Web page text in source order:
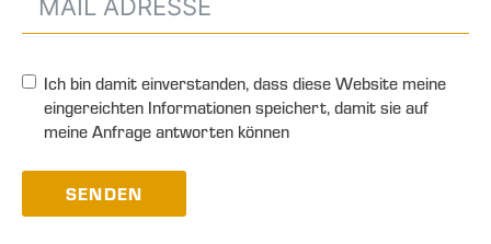
Ich bin damit einverstanden, dass diese Website meine
eingereichten Informationen speichert, damit sie auf
meine Anfrage antworten können
SENDEN